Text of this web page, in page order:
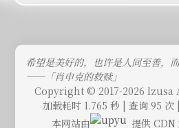
希望是美好的，也许是人间至善，
——「肖申克的救赎」
Copyright © 2017-2026 lzusa
加载耗时 1.765 秒 | 查询 95 次
本网站由
提供 CDN